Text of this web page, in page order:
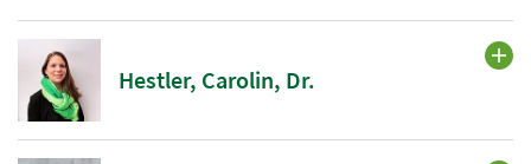
Hestler, Carolin, Dr.